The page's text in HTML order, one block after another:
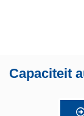
Capaciteit